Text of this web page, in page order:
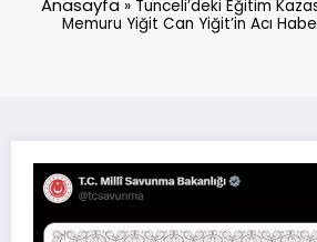
» Tunceli’deki Eğitim
Memuru Yiğit Can Yiğit’in Acı